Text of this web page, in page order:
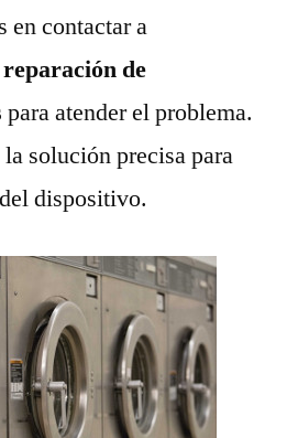
en contactar a
de
para atender el problema.
solución precisa para
dispositivo.